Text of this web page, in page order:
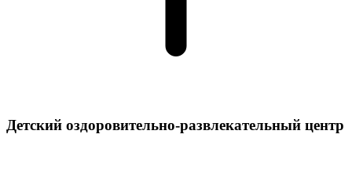
Детский оздоровительно-развлекательный центр